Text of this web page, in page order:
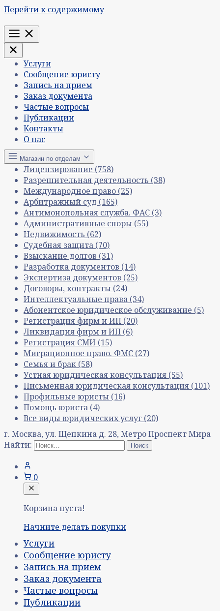
Перейти к содержимому
Меню
Услуги
Сообщение юристу
Запись на прием
Заказ документа
Частые вопросы
Публикации
Контакты
О нас
Магазин по отделам
Лицензирование (758)
Разрешительная деятельность (38)
Международное право (25)
Арбитражный суд (165)
Антимонопольная служба. ФАС (3)
Административные споры (55)
Недвижимость (62)
Судебная защита (70)
Взыскание долгов (31)
Разработка документов (14)
Экспертиза документов (25)
Договоры, контракты (24)
Интеллектуальные права (34)
Абонентское юридическое обслуживание (5)
Регистрация фирм и ИП (20)
Ликвидация фирм и ИП (6)
Регистрация СМИ (15)
Миграционное право. ФМС (27)
Семья и брак (58)
Устная юридическая консультация (55)
Письменная юридическая консультация (101)
Профильные юристы (16)
Помощь юриста (4)
Все виды юридических услуг (20)
г. Москва, ул. Щепкина д. 28, Метро Проспект Мира
Найти:
0
Корзина пуста!
Начните делать покупки
Услуги
Сообщение юристу
Запись на прием
Заказ документа
Частые вопросы
Публикации